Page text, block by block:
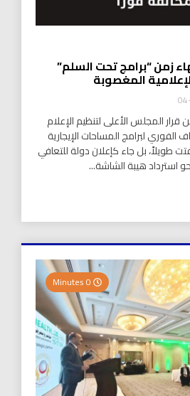
زمن “برامج تحت السلم”
المغصوبة
المجلس الأعلى لتنظيم الإعلام
الفوري لبرامج المساحات الإيجارية
طويلاً، بل جاء كإعلان دولة للتعافي
استرداد هيبة الشاشة...